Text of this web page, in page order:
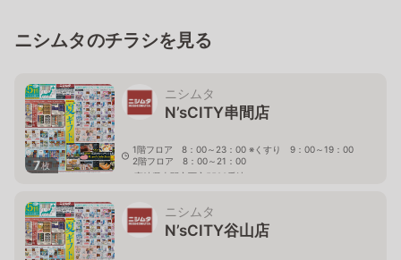
ニシムタのチラシを見る
7枚
ニシムタ
N’sCITY串間店
1階フロア 8：00～23：00 ※くすり 9：00～19：00
2階フロア 8：00～21：00
宮崎県串間市西方5590番地
ニシムタ
N’sCITY谷山店